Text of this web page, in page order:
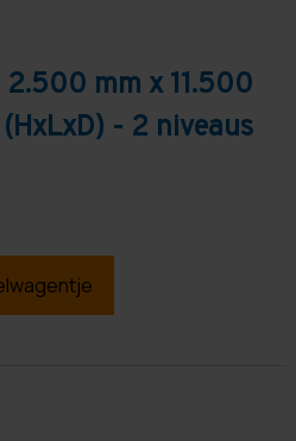
mm x 11.500
- 2 niveaus